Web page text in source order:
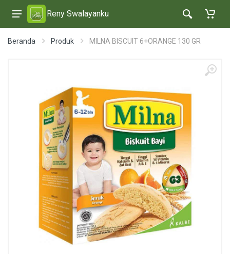
Reny Swalayanku
Beranda Produk MILNA BISCUIT 6+ORANGE 130 GR